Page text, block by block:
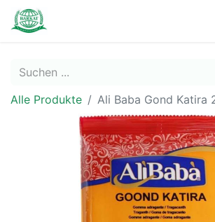
Alle Produkte Ali Baba Gond Katira